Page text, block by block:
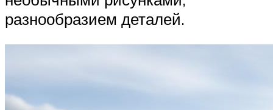
разнообразием деталей.